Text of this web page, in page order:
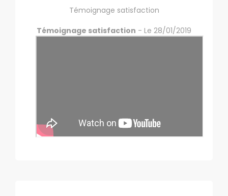
Témoignage satisfaction
Témoignage satisfaction - Le 28/01/2019